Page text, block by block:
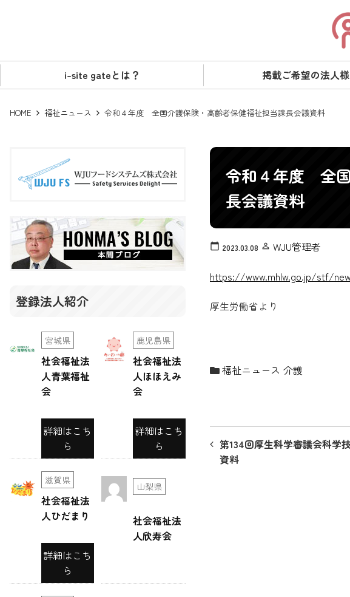
i-site gateとは？ 掲載ご希望の法人様
HOME 福祉ニュース 令和４年度 全国介護保険・高齢者保健福祉担当課長会議資料
令和４年度 全
長会議資料
calendar_today 2023.03.08 person_outline WJU管理者
https://www.mhlw.go.jp/stf/
厚生労働省より
福祉ニュース 介護
投
稿
第134回厚生科学審議会科学
資料
登録法人紹介
宮城県
社会福祉法
人青葉福祉
会
詳細はこち
ら
鹿児島県
社会福祉法
人ほほえみ
会
詳細はこち
ら
滋賀県
社会福祉法
人ひだまり
詳細はこち
ら
山梨県
社会福祉法
人欣寿会